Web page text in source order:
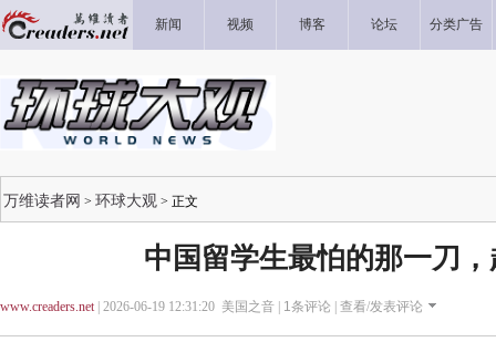
新闻 视频 博客 论坛 分类广告
万维读者网 > 环球大观 > 正文
中国留学生最怕的那一刀
www.creaders.net| 2026-06-19 12:31:20 美国之音 | 1条评论 | 查看/发表评论